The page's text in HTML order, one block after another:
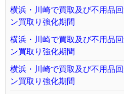
横浜・川崎で買取及び不用品
ン買取り強化期間
横浜・川崎で買取及び不用品
ン買取り強化期間
横浜・川崎で買取及び不用品
ン買取り強化期間